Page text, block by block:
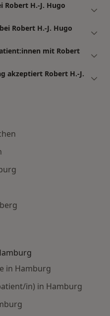
Robert H.-J. Hugo
Robert H.-J. Hugo
mit Robert
akzeptiert Robert H.-J.
in Hamburg
in) in Hamburg